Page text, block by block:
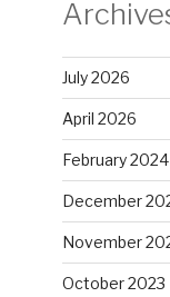
July 2026
April 2026
February 2024
December
November
October 2023